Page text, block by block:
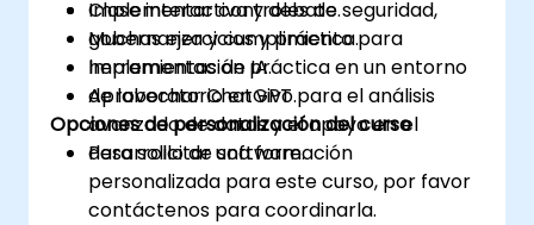
Implementar controles de seguridad,
gobernanza y cumplimiento para
herramientas de IA.
Aprovechar ChatGPT para el análisis
avanzado de datos y el apoyo en el
desarrollo de software.
Clase interactiva y debate.
Muchas ejercicios y práctica.
Implementación práctica en un entorno
de laboratorio en vivo.
Opciones de personalización del curso
Para solicitar una formación
personalizada para este curso, por favor
contáctenos para coordinarla.